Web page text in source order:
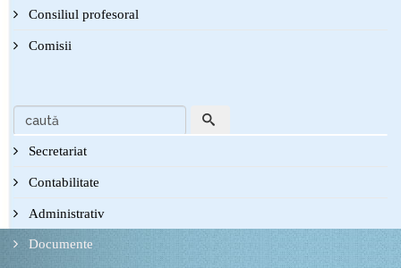
Consiliul profesoral
Comisii
Secretariat
Contabilitate
Administrativ
Documente